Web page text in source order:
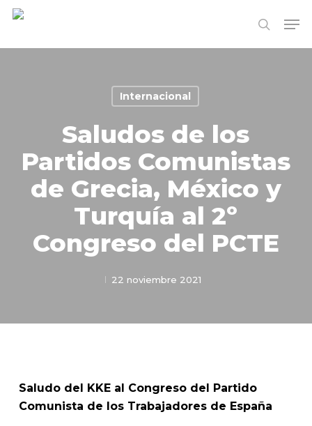
Skip
search
Internacional
Saludos de los
Partidos Comunistas
de Grecia, México y
Turquía al 2º
Congreso del PCTE
22 noviembre 2021
Saludo del KKE al Congreso del Partido
Comunista de los Trabajadores de España